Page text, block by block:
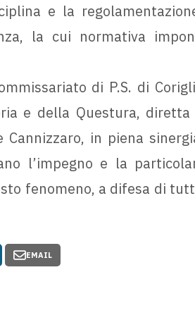
e la
la cui normativa
di P.S. di
e della Questura,
Cannizzaro, in piena
l’impegno e la
fenomeno, a difesa di
EMAIL